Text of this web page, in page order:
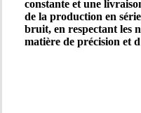
constante et une
de la production en
bruit, en respectant les
matière de précision et